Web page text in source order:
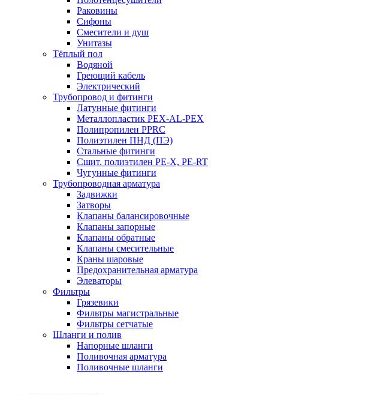
Раковины
Сифоны
Смесители и душ
Унитазы
Тёплый пол
Водяной
Греющий кабель
Электрический
Трубопровод и фитинги
Латунные фитинги
Металлопластик PEX-AL-PEX
Полипропилен PPRC
Полиэтилен ПНД (ПЭ)
Стальные фитинги
Сшит. полиэтилен PE-X, PE-RT
Чугунные фитинги
Трубопроводная арматура
Задвижки
Затворы
Клапаны балансировочные
Клапаны запорные
Клапаны обратные
Клапаны смесительные
Краны шаровые
Предохранительная арматура
Элеваторы
Фильтры
Грязевики
Фильтры магистральные
Фильтры сетчатые
Шланги и полив
Напорные шланги
Поливочная арматура
Поливочные шланги